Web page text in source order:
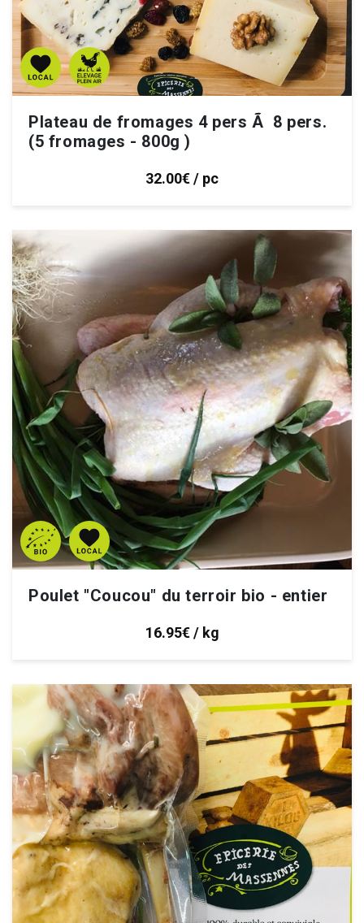
Plateau de fromages 4 pers Ã 8 pers.
(5 fromages - 800g )
32.00€ / pc
Poulet "Coucou" du terroir bio - entier
16.95€ / kg